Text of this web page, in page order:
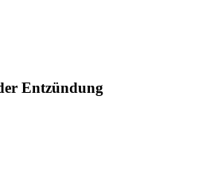
Entzündung